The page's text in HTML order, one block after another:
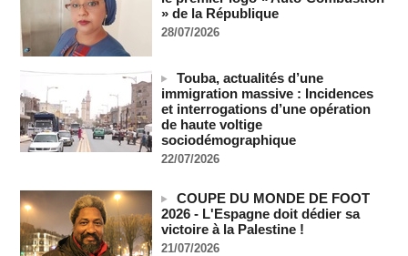
A Ceuta, les enfants migrants risquent d'être victimes de
maltraitance et d'exploitation, avertissent des ONG
07/08/2026 -
Les Bourses mondiales touchent des sommets après
l'emploi américain
07/08/2026 -
"Construction de la Grande Côte D'ivoire" : Le Président
Alassane Ouattara appelle à la contribution de toutes les forces
Polémique à l’Assemblée nationale : Yaël Braun-Pivet se dit
"dépassée" par les critiques concernant le nouveau pavillon
07/08/2026 -
» de la République
28/07/2026
Touba, actualités d’une
immigration massive : Incidences
et interrogations d’une opération
de haute voltige
sociodémographique
22/07/2026
COUPE DU MONDE DE FOOT
2026 - L'Espagne doit dédier sa
victoire à la Palestine !
21/07/2026